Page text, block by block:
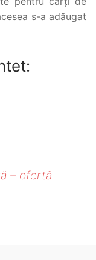
s-a adăugat
– ofertă